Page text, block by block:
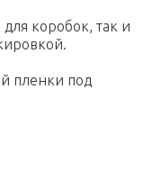
коробок, так и
пленки под